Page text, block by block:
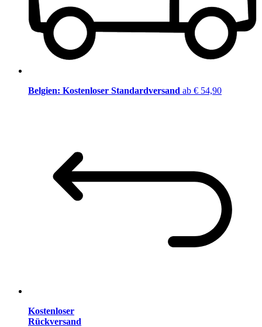
Belgien: Kostenloser Standardversand ab € 54,90
Kostenloser
Rückversand